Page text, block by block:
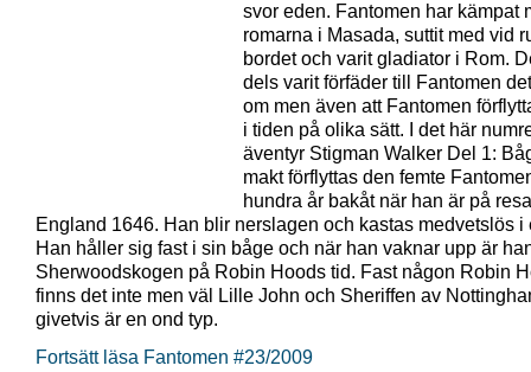
svor eden. Fantomen har kämpat
romarna i Masada, suttit med vid
bordet och varit gladiator i Rom.
dels varit förfäder till Fantomen
om men även att Fantomen
i tiden på olika sätt. I det här
äventyr Stigman Walker Del 1:
makt förflyttas den femte
hundra år bakåt när han är på
England 1646. Han blir nerslagen och kastas medvetslös i
Han håller sig fast i sin båge och när han vaknar upp är
Sherwoodskogen på Robin Hoods tid. Fast någon Robin
finns det inte men väl Lille John och Sheriffen av
givetvis är en ond typ.
Fortsätt läsa Fantomen #23/2009